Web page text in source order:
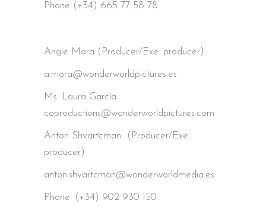
Phone (+34) 665 77 58 78
Angie Mora (Producer/Exe. producer)
a.mora@wonderworldpictures.es
Ms. Laura García
coproductions@wonderworldpictures.com
Anton Shvartcman (Producer/Exe.
producer)
anton.shvartcman@wonderworldmedia.es
Phone: (+34) 902 930 150